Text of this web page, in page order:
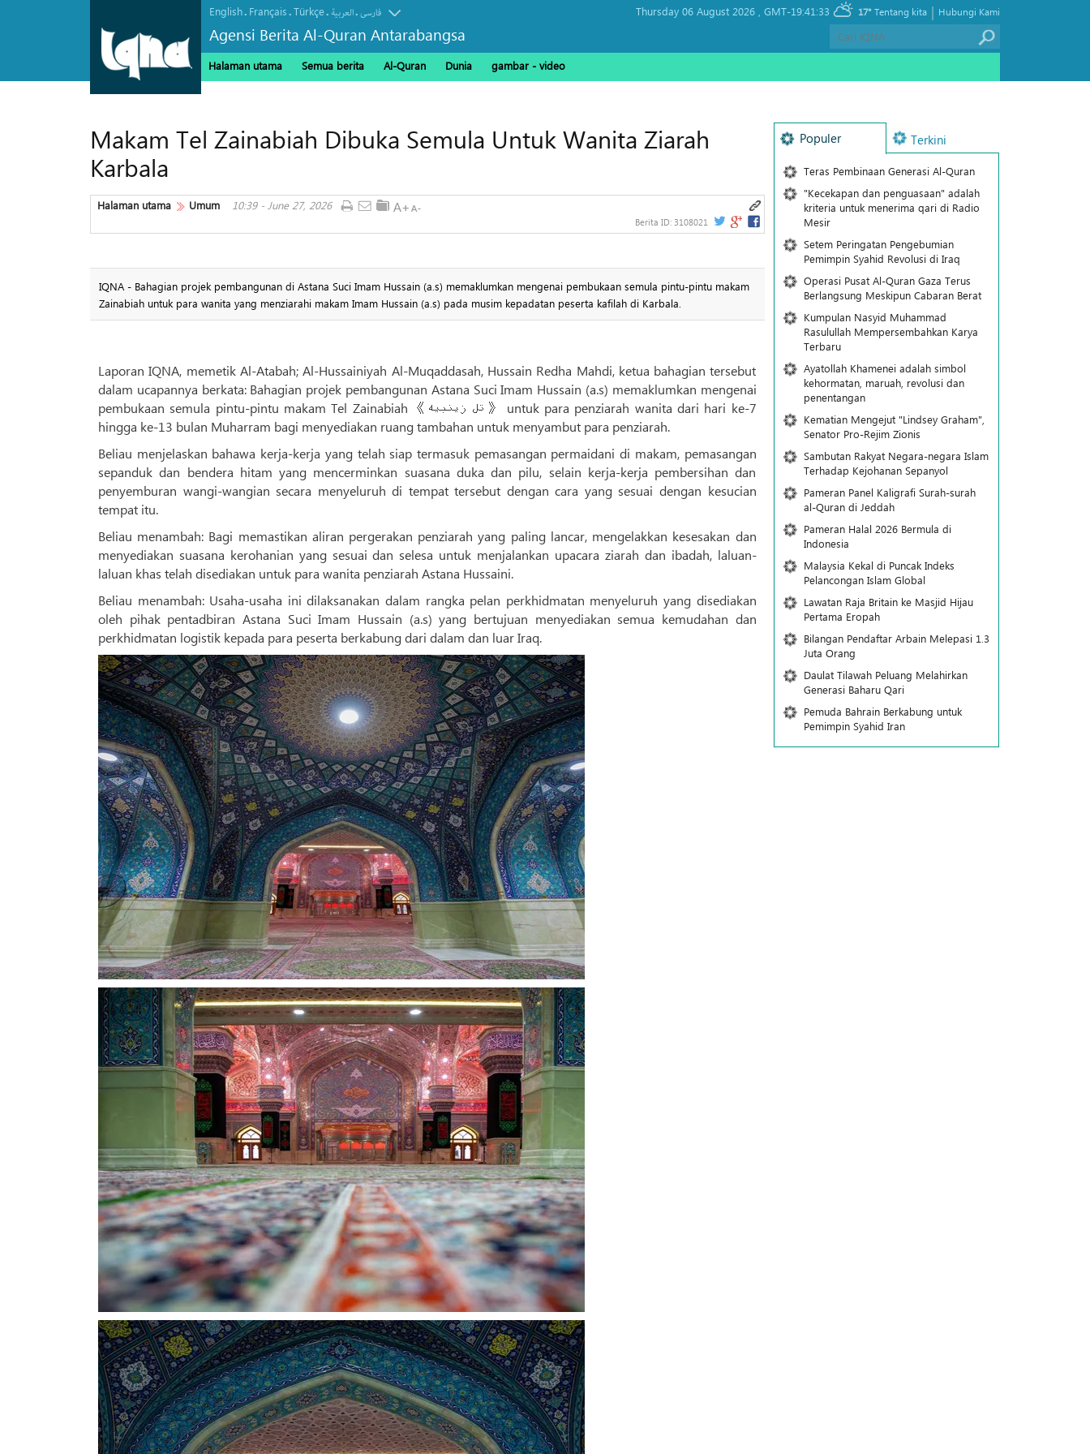
English. Français.Türkçe. العربیة.فارسی
Agensi Berita Al-Quran Antarabangsa
Thursday 06 August 2026 , GMT-19:41:33 17° Hubungi Kami
|
Tentang kita
Halaman utama Semua berita Al-Quran Dunia gambar - video
Makam Tel Zainabiah Dibuka Semula Untuk Wanita Ziarah
Karbala
Halaman utama Umum 10:39 - June 27, 2026
Berita ID: 3108021
IQNA - Bahagian projek pembangunan di Astana Suci Imam Hussain (a.s) memaklumkan mengenai pembukaan semula pintu-pintu makam
Zainabiah untuk para wanita yang menziarahi makam Imam Hussain (a.s) pada musim kepadatan peserta kafilah di Karbala.
Laporan IQNA, memetik Al-Atabah; Al-Hussainiyah Al-Muqaddasah, Hussain Redha Mahdi, ketua bahagian tersebut
dalam ucapannya berkata: Bahagian projek pembangunan Astana Suci Imam Hussain (a.s) memaklumkan mengenai
pembukaan semula pintu-pintu makam Tel Zainabiah 《تل زینبیه》 untuk para penziarah wanita dari hari ke-7
hingga ke-13 bulan Muharram bagi menyediakan ruang tambahan untuk menyambut para penziarah.
Beliau menjelaskan bahawa kerja-kerja yang telah siap termasuk pemasangan permaidani di makam, pemasangan
sepanduk dan bendera hitam yang mencerminkan suasana duka dan pilu, selain kerja-kerja pembersihan dan
penyemburan wangi-wangian secara menyeluruh di tempat tersebut dengan cara yang sesuai dengan kesucian
tempat itu.
Beliau menambah: Bagi memastikan aliran pergerakan penziarah yang paling lancar, mengelakkan kesesakan dan
menyediakan suasana kerohanian yang sesuai dan selesa untuk menjalankan upacara ziarah dan ibadah, laluan-
laluan khas telah disediakan untuk para wanita penziarah Astana Hussaini.
Beliau menambah: Usaha-usaha ini dilaksanakan dalam rangka pelan perkhidmatan menyeluruh yang disediakan
oleh pihak pentadbiran Astana Suci Imam Hussain (a.s) yang bertujuan menyediakan semua kemudahan dan
perkhidmatan logistik kepada para peserta berkabung dari dalam dan luar Iraq.
Populer Terkini
Teras Pembinaan Generasi Al-Quran
"Kecekapan dan penguasaan" adalah
kriteria untuk menerima qari di Radio
Mesir
Setem Peringatan Pengebumian
Pemimpin Syahid Revolusi di Iraq
Operasi Pusat Al-Quran Gaza Terus
Berlangsung Meskipun Cabaran Berat
Kumpulan Nasyid Muhammad
Rasulullah Mempersembahkan Karya
Terbaru
Ayatollah Khamenei adalah simbol
kehormatan, maruah, revolusi dan
penentangan
Kematian Mengejut "Lindsey Graham",
Senator Pro-Rejim Zionis
Sambutan Rakyat Negara-negara Islam
Terhadap Kejohanan Sepanyol
Pameran Panel Kaligrafi Surah-surah
al-Quran di Jeddah
Pameran Halal 2026 Bermula di
Indonesia
Malaysia Kekal di Puncak Indeks
Pelancongan Islam Global
Lawatan Raja Britain ke Masjid Hijau
Pertama Eropah
Bilangan Pendaftar Arbain Melepasi 1.3
Juta Orang
Daulat Tilawah Peluang Melahirkan
Generasi Baharu Qari
Pemuda Bahrain Berkabung untuk
Pemimpin Syahid Iran